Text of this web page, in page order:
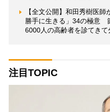
【全文公開】和田秀樹医
勝手に生きる」34の極意
6000人の高齢者を診てきて
注目TOPIC